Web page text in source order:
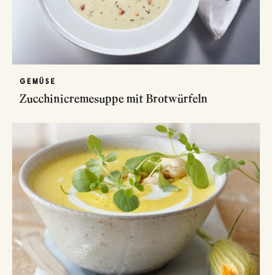
GEMÜSE
Zucchinicremesuppe mit Brotwürfeln